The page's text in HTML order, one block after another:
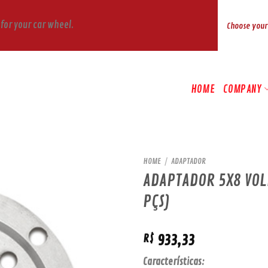
your car wheel. Choose
HOME COMPANY
HOME / ADAPTADOR
ADAPTADOR 5X8
PÇS)
R$ 933,33
Características: